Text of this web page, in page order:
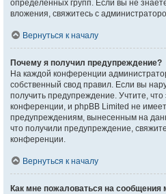
определённых групп. Если вы не
вложения, свяжитесь с
Вернуться к началу
Почему я получил предупреждение?
На каждой конференции
собственный свод правил. Если вы
получить предупреждение. Учтите,
конференции, и phpBB Limited не
предупреждениям, вынесенным на
что получили предупреждение,
конференции.
Вернуться к началу
Как мне пожаловаться на сообщения